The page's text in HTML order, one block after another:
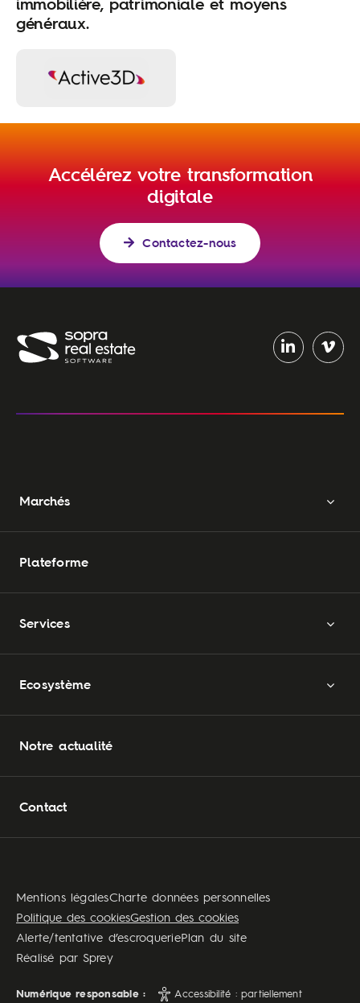
généraux.
Accélérez votre transformation
digitale
Contactez-nous
Marchés
Plateforme
Services
Ecosystème
Notre actualité
Contact
Mentions légalesCharte données personnelles
Politique des cookiesGestion des cookies
Alerte/tentative d’escroqueriePlan du site
Réalisé par Sprey
Numérique responsable : Accessibilité : partiellement